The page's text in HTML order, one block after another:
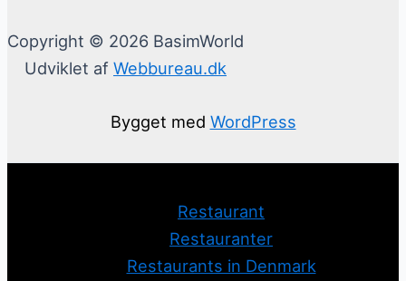
Copyright © 2026 BasimWorld
Udviklet af Webbureau.dk
Bygget med WordPress
Restaurant
Restauranter
Restaurants in Denmark